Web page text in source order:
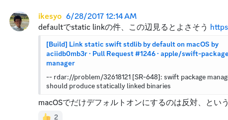
ikesyo 6/28/2017 12:14 AM
defaultでstatic linkの件、この辺見るとよさそう
[Build] Link static swift stdlib by default on macOS by
aciidb0mb3r · Pull Request #1246 · apple/swift-
manager
-- rdar://problem/32618121 [SR-648]: swift package
should produce statically linked binaries
macOSでだけデフォルトオンにするのは反対、と
2